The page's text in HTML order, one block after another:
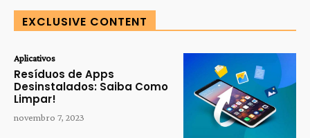
EXCLUSIVE CONTENT
Aplicativos
Resíduos de Apps
Desinstalados: Saiba Como
Limpar!
novembro 7, 2023